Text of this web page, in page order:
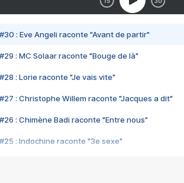
#30 : Eve Angeli raconte "Avant de partir"
#29 : MC Solaar raconte "Bouge de là"
#28 : Lorie raconte "Je vais vite"
#27 : Christophe Willem raconte "Jacques a dit"
#26 : Chimène Badi raconte "Entre nous"
#25 : Indochine raconte "3e sexe"